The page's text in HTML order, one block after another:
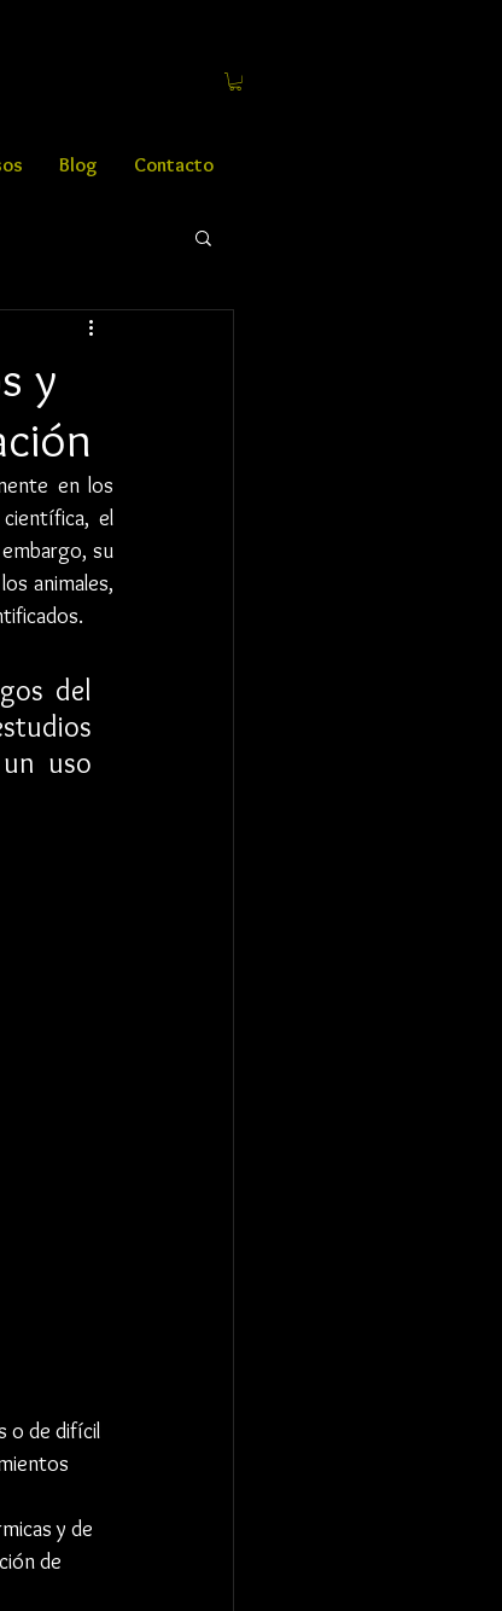
Blog Contacto
y
en los
el
su
animales,
del
uso
o de difícil
y de
de